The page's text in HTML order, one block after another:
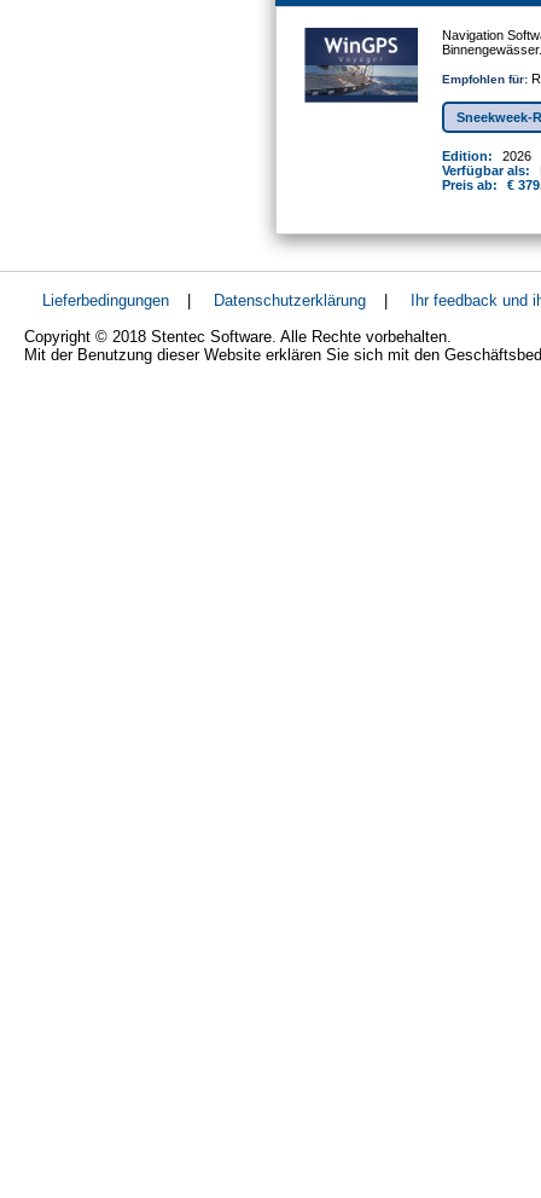
Navigation
Binnengewässer.
Empfohlen für:
Sneekweek-
Edition:
2026
Verfügbar als:
Preis ab:
€
Lieferbedingungen | Datenschutzerklärung |
Ihr feedback und
Copyright © 2018 Stentec Software. Alle Rechte vorbehalten.
Mit der Benutzung dieser Website erklären Sie sich mit den